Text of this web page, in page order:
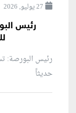
27 يوليو, 2026
رئيس
رئيس البورصة:
حديثاً